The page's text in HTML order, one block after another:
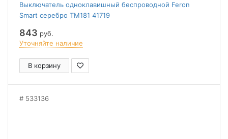
Выключатель одноклавишный беспроводной Feron
Smart серебро TM181 41719
843 руб.
Уточняйте наличие
В корзину
533136